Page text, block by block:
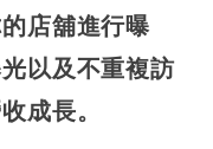
店舖進行曝
以及不重複訪
成長。